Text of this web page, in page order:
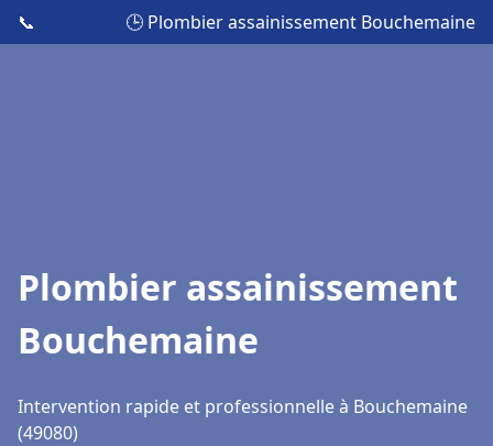
📞 🕒 Plombier assainissement Bouchemaine
Plombier assainissement
Bouchemaine
Intervention rapide et professionnelle à Bouchemaine
(49080)